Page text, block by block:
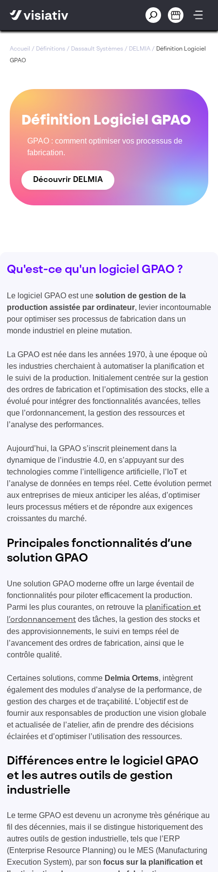
Accueil / Définitions / Dassault Systèmes / DELMIA / Définition Logiciel
GPAO
Définition Logiciel GPAO
GPAO : comment optimiser vos processus de
fabrication.
Découvrir DELMIA
Qu'est-ce qu'un logiciel GPAO ?
Le logiciel GPAO est une solution de gestion de la
production assistée par ordinateur, levier incontournable
pour optimiser ses processus de fabrication dans un
monde industriel en pleine mutation.
La GPAO est née dans les années 1970, à une époque où
les industries cherchaient à automatiser la planification et
le suivi de la production. Initialement centrée sur la gestion
des ordres de fabrication et l’optimisation des stocks, elle a
évolué pour intégrer des fonctionnalités avancées, telles
que l’ordonnancement, la gestion des ressources et
l’analyse des performances.
Aujourd’hui, la GPAO s’inscrit pleinement dans la
dynamique de l’industrie 4.0, en s’appuyant sur des
technologies comme l’intelligence artificielle, l’IoT et
l’analyse de données en temps réel. Cette évolution permet
aux entreprises de mieux anticiper les aléas, d’optimiser
leurs processus métiers et de répondre aux exigences
croissantes du marché.
Principales fonctionnalités d’une
solution GPAO
Une solution GPAO moderne offre un large éventail de
fonctionnalités pour piloter efficacement la production.
Parmi les plus courantes, on retrouve la planification et
l’ordonnancement des tâches, la gestion des stocks et
des approvisionnements, le suivi en temps réel de
l’avancement des ordres de fabrication, ainsi que le
contrôle qualité.
Certaines solutions, comme Delmia Ortems, intègrent
également des modules d’analyse de la performance, de
gestion des charges et de traçabilité. L’objectif est de
fournir aux responsables de production une vision globale
et actualisée de l’atelier, afin de prendre des décisions
éclairées et d’optimiser l’utilisation des ressources.
Différences entre le logiciel GPAO
et les autres outils de gestion
industrielle
Le terme GPAO est devenu un acronyme très générique au
fil des décennies, mais il se distingue historiquement des
autres outils de gestion industrielle, tels que l’ERP
(Enterprise Resource Planning) ou le MES (Manufacturing
Execution System), par son focus sur la planification et